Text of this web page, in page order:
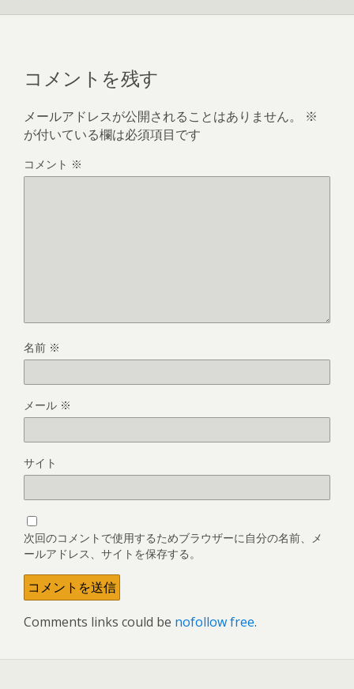
コメントを残す
メールアドレスが公開されることはありません。
※
が付いている欄は必須項目です
コメント ※
名前 ※
メール ※
サイト
次回のコメントで使用するためブラウザーに自分の名前、メ
ールアドレス、サイトを保存する。
Comments links could be nofollow free.